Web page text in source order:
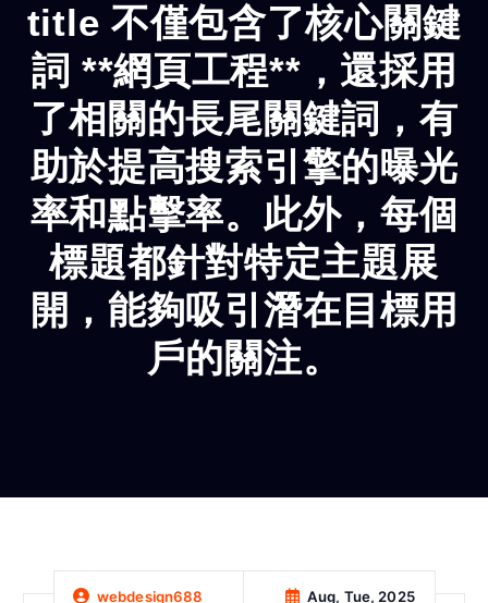
title 不僅包含了核心關鍵
詞 **網頁工程**，還採用
了相關的長尾關鍵詞，有
助於提高搜索引擎的曝光
率和點擊率。此外，每個
標題都針對特定主題展
開，能夠吸引潛在目標用
戶的關注。
webdesign688 Aug, Tue, 2025